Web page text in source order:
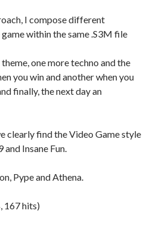
I compose different
within the same .S3M file
one more techno and the
you win and another when you
finally, the next day an
clearly find the Video Game style
Insane Fun.
Pype and Athena.
167 hits)